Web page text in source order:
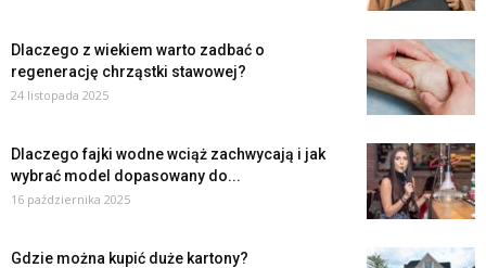
Dlaczego z wiekiem warto zadbać o
regenerację chrząstki stawowej?
24 listopada 2025
Dlaczego fajki wodne wciąż zachwycają i jak
wybrać model dopasowany do...
16 października 2025
Gdzie można kupić duże kartony?